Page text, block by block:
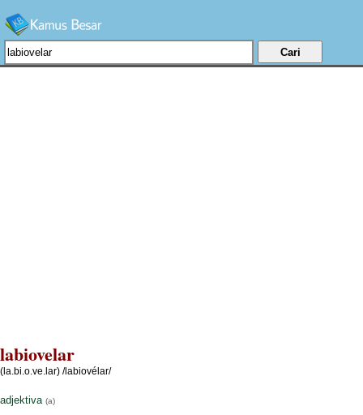
labiovelar
(la.bi.o.ve.lar) /labiovélar/
adjektiva (a)